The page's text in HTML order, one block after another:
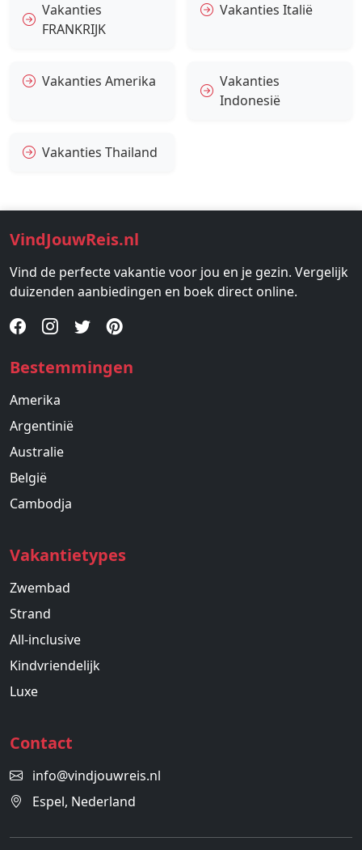
Vakanties
FRANKRIJK
Vakanties Italië
Vakanties Amerika
Vakanties
Indonesië
Vakanties Thailand
VindJouwReis.nl
Vind de perfecte vakantie voor jou en je gezin. Vergelijk
duizenden aanbiedingen en boek direct online.
Bestemmingen
Amerika
Argentinië
Australie
België
Cambodja
Vakantietypes
Zwembad
Strand
All-inclusive
Kindvriendelijk
Luxe
Contact
info@vindjouwreis.nl
Espel, Nederland